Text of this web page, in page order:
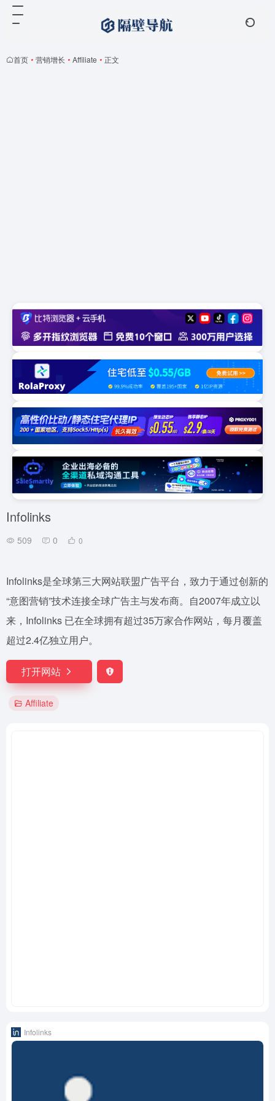
首页 • 营销增长 • Affiliate • 正文
Infolinks
509 0 0
Infolinks是全球第三大网站联盟广告平台，致力于通过创新的
“意图营销”技术连接全球广告主与发布商。自2007年成立以
来，Infolinks 已在全球拥有超过35万家合作网站，每月覆盖
超过2.4亿独立用户。
打开网站
Affiliate
Infolinks